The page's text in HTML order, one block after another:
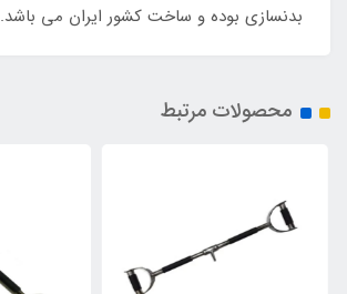
بدنسازی بوده و ساخت کشور ایران می باشد.
محصولات مرتبط